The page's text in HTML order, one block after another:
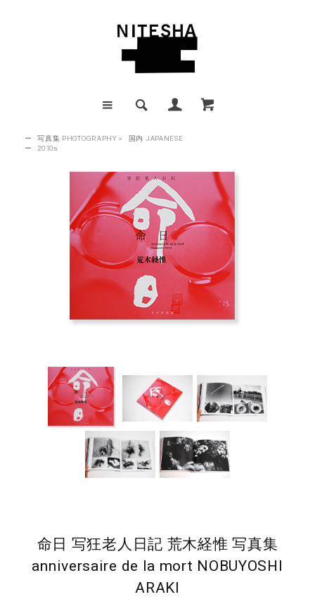
ー 写真集 PHOTOGRAPHY >
国内 JAPANESE
ー
2010s
命日 写狂老人日記 荒木経惟 写真集
anniversaire de la mort NOBUYOSHI
ARAKI